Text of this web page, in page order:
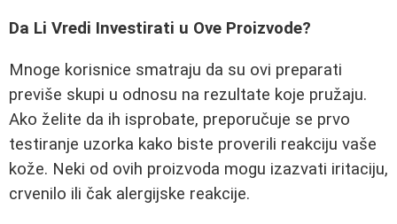
Da Li Vredi Investirati u Ove Proizvode?
Mnoge korisnice smatraju da su ovi preparati
previše skupi u odnosu na rezultate koje pružaju.
Ako želite da ih isprobate, preporučuje se prvo
testiranje uzorka kako biste proverili reakciju vaše
kože. Neki od ovih proizvoda mogu izazvati iritaciju,
crvenilo ili čak alergijske reakcije.